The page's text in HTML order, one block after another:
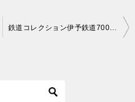
鉄道コレクション伊予鉄道700系3両セットB Nゲージ化